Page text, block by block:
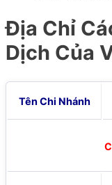
Địa Chỉ
Dịch Của
Tên Chi Nhánh